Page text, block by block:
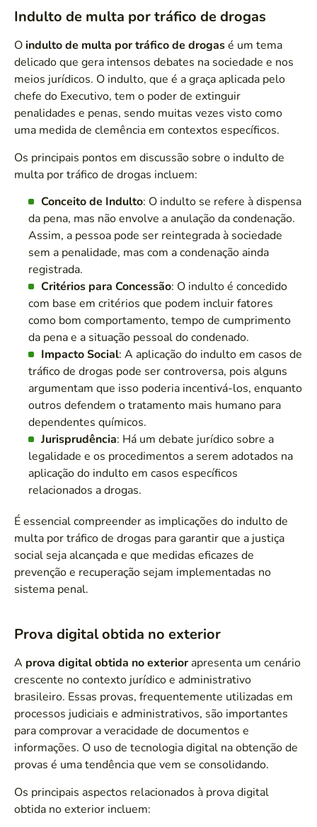
Indulto de multa por tráfico de drogas
Oindulto de multa por tráfico de drogasé um tema
delicado que gera intensos debates na sociedade e nos
meios jurídicos. O indulto, que é a graça aplicada pelo
chefe do Executivo, tem o poder de extinguir
penalidades e penas, sendo muitas vezes visto como
uma medida de clemência em contextos específicos.
Os principais pontos em discussão sobre o indulto de
multa por tráfico de drogas incluem:
Conceito de Indulto: O indulto se refere à dispensa
da pena, mas não envolve a anulação da condenação.
Assim, a pessoa pode ser reintegrada à sociedade
sem a penalidade, mas com a condenação ainda
registrada.
Critérios para Concessão: O indulto é concedido
com base em critérios que podem incluir fatores
como bom comportamento, tempo de cumprimento
da pena e a situação pessoal do condenado.
Impacto Social: A aplicação do indulto em casos de
tráfico de drogas pode ser controversa, pois alguns
argumentam que isso poderia incentivá-los, enquanto
outros defendem o tratamento mais humano para
dependentes químicos.
Jurisprudência: Há um debate jurídico sobre a
legalidade e os procedimentos a serem adotados na
aplicação do indulto em casos específicos
relacionados a drogas.
É essencial compreender as implicações do indulto de
multa por tráfico de drogas para garantir que a justiça
social seja alcançada e que medidas eficazes de
prevenção e recuperação sejam implementadas no
sistema penal.
Prova digital obtida no exterior
A prova digital obtida no exteriorapresenta um cenário
crescente no contexto jurídico e administrativo
brasileiro. Essas provas, frequentemente utilizadas em
processos judiciais e administrativos, são importantes
para comprovar a veracidade de documentos e
informações. O uso de tecnologia digital na obtenção de
provas é uma tendência que vem se consolidando.
Os principais aspectos relacionados à prova digital
obtida no exterior incluem: